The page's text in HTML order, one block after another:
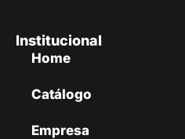
Institucional
Home
Catálogo
Empresa